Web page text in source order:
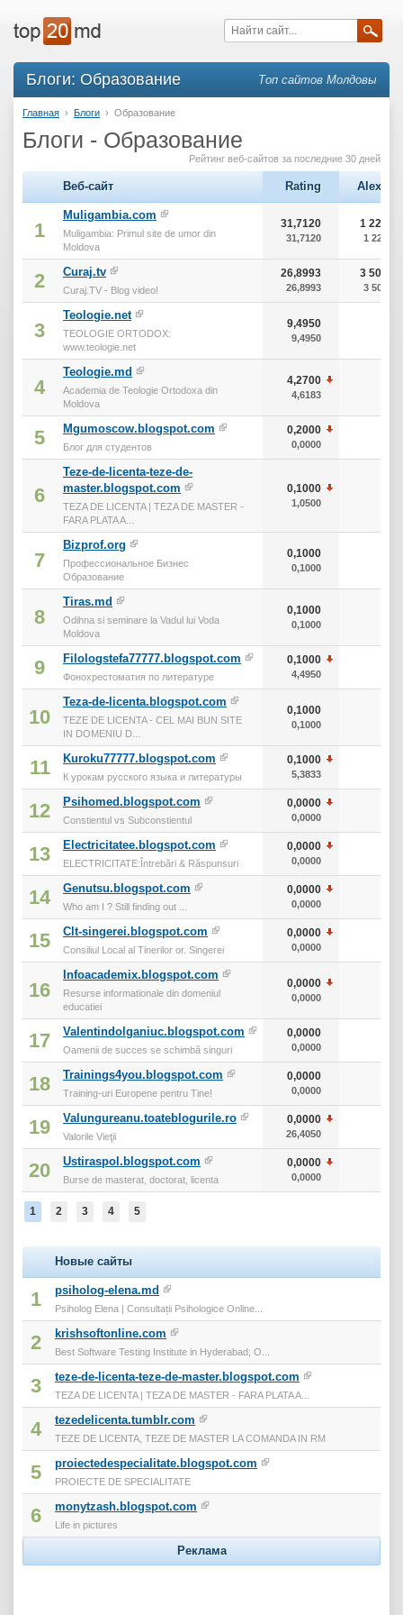
Блоги: Образование Топ сайтов Молдовы
Главная › Блоги › Образование
Блоги - Образование
Рейтинг веб-сайтов за последние 30 дней
Веб-сайт Rating Alexa
1
Muligambia.com
Muligambia: Primul site de umor din
Moldova
31,7120
31,7120
1 226
1 226
2 Curaj.tv
Curaj.TV - Blog video!
26,8993
26,8993
3 503
3 503
3
Teologie.net
TEOLOGIE ORTODOX:
www.teologie.net
9,4950
9,4950
4
Teologie.md
Academia de Teologie Ortodoxa din
Moldova
4,2700
4,6183
5 Mgumoscow.blogspot.com
Блог для студентов
0,2000
0,0000
6
Teze-de-licenta-teze-de-
master.blogspot.com
TEZA DE LICENTA | TEZA DE MASTER -
FARA PLATA A...
0,1000
1,0500
7
Bizprof.org
Профессиональное Бизнес
Образование
0,1000
0,1000
8
Tiras.md
Odihna si seminare la Vadul lui Voda
Moldova
0,1000
0,1000
9 Filologstefa77777.blogspot.com
Фонохрестоматия по литературе
0,1000
4,4950
10
Teza-de-licenta.blogspot.com
TEZE DE LICENTA - CEL MAI BUN SITE
IN DOMENIU D...
0,1000
0,1000
11 Kuroku77777.blogspot.com
К урокам русского языка и литературы
0,1000
5,3833
12 Psihomed.blogspot.com
Constientul vs Subconstientul
0,0000
0,0000
13 Electricitatee.blogspot.com
ELECTRICITATE:Întrebări & Răspunsuri
0,0000
0,0000
14 Genutsu.blogspot.com
Who am I ? Still finding out ...
0,0000
0,0000
15 Clt-singerei.blogspot.com
Consiliul Local al Tinerilor or. Singerei
0,0000
0,0000
16
Infoacademix.blogspot.com
Resurse informationale din domeniul
educatiei
0,0000
0,0000
17 Valentindolganiuc.blogspot.com
Oamenii de succes se schimbă singuri
0,0000
0,0000
18 Trainings4you.blogspot.com
Training-uri Europene pentru Tine!
0,0000
0,0000
19 Valungureanu.toateblogurile.ro
Valorile Vieţii
0,0000
26,4050
20 Ustiraspol.blogspot.com
Burse de masterat, doctorat, licenta
0,0000
0,0000
1 2 3 4 5
Новые сайты
1 psiholog-elena.md
Psiholog Elena | Consultații Psihologice Online...
2 krishsoftonline.com
Best Software Testing Institute in Hyderabad; O...
3 teze-de-licenta-teze-de-master.blogspot.com
TEZA DE LICENTA | TEZA DE MASTER - FARA PLATA A...
4 tezedelicenta.tumblr.com
TEZE DE LICENTA, TEZE DE MASTER LA COMANDA IN RM
5 proiectedespecialitate.blogspot.com
PROIECTE DE SPECIALITATE
6 monytzash.blogspot.com
Life in pictures
Реклама